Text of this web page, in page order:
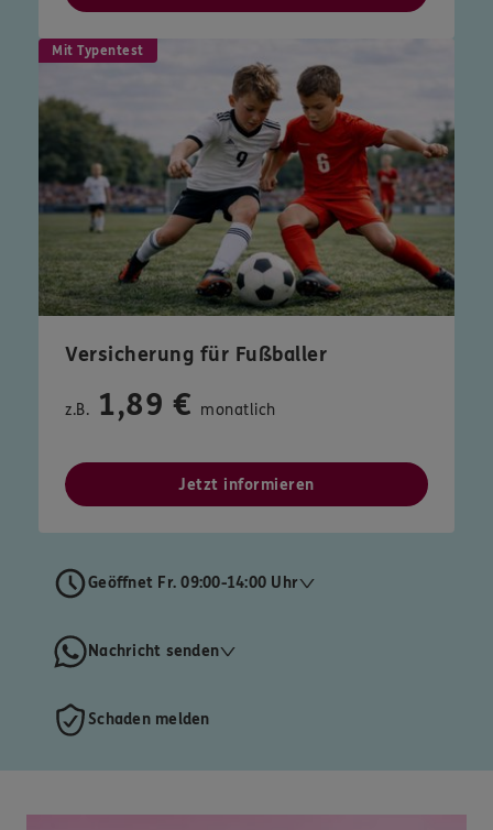
Mit Typentest
Versicherung für Fußballer
z.B. 1,89 € monatlich
Jetzt informieren
Geöffnet Fr. 09:00-14:00 Uhr
Nachricht senden
Schaden melden